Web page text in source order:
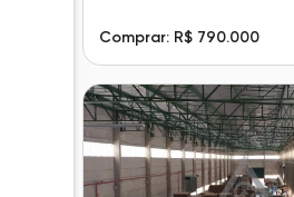
Comprar: R$ 790.000